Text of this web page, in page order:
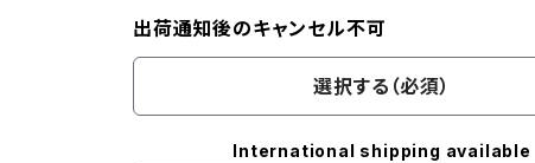
出荷通知後のキャンセル不可
選択する（必須）
International shipping available